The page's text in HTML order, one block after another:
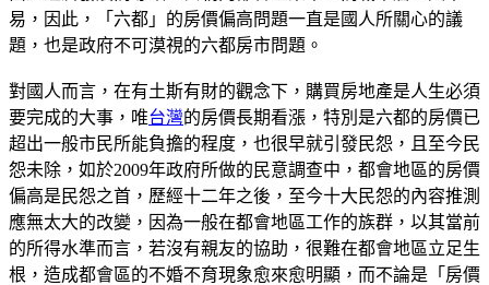
易，因此，「六都」的房價偏高問題一直是國人所關心的議
題，也是政府不可漠視的六都房市問題。
對國人而言，在有土斯有財的觀念下，購買房地產是人生必須
要完成的大事，唯台灣的房價長期看漲，特別是六都的房價已
超出一般市民所能負擔的程度，也很早就引發民怨，且至今民
怨未除，如於2009年政府所做的民意調查中，都會地區的房價
偏高是民怨之首，歷經十二年之後，至今十大民怨的內容推測
應無太大的改變，因為一般在都會地區工作的族群，以其當前
的所得水準而言，若沒有親友的協助，很難在都會地區立足生
根，造成都會區的不婚不育現象愈來愈明顯，而不論是「房價